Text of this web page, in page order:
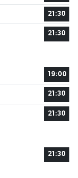
21:30
21:30
19:00
21:30
21:30
21:30